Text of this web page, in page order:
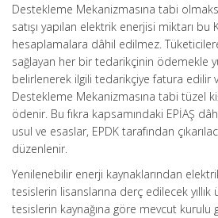
Destekleme Mekanizmasına tabi
satışı yapılan elektrik enerjisi miktarı bu
hesaplamalara dâhil edilmez.
sağlayan her bir tedarikçinin ödemekle
belirlenerek ilgili tedarikçiye fatura edilir
Destekleme Mekanizmasına tabi tüzel
ödenir. Bu fıkra kapsamındaki EPİAŞ
usul ve esaslar, EPDK tarafından
düzenlenir.
Yenilenebilir enerji kaynaklarından
tesislerin lisanslarına derç edilecek
tesislerin kaynağına göre mevcut kurulu